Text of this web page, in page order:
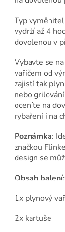
Typ
vydrží až 4
dovolenou v
Vybavte se
vařičem od
zajistí tak
nebo
oceníte na
rybaření i na
Poznámka:
značkou
design se
Obsah balení:
1x plynový
2x kartuše